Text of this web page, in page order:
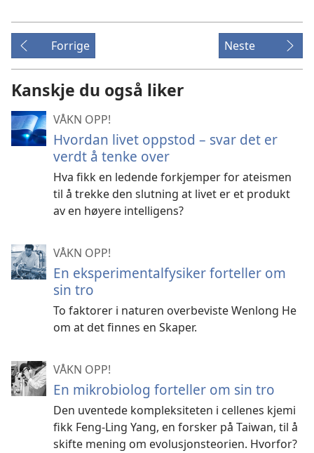
Forrige Neste
Kanskje du også liker
VÅKN OPP!
Hvordan livet oppstod – svar det er
verdt å tenke over
Hva fikk en ledende forkjemper for ateismen
til å trekke den slutning at livet er et produkt
av en høyere intelligens?
VÅKN OPP!
En eksperimentalfysiker forteller om
sin tro
To faktorer i naturen overbeviste Wenlong He
om at det finnes en Skaper.
VÅKN OPP!
En mikrobiolog forteller om sin tro
Den uventede kompleksiteten i cellenes kjemi
fikk Feng-Ling Yang, en forsker på Taiwan, til å
skifte mening om evolusjonsteorien. Hvorfor?